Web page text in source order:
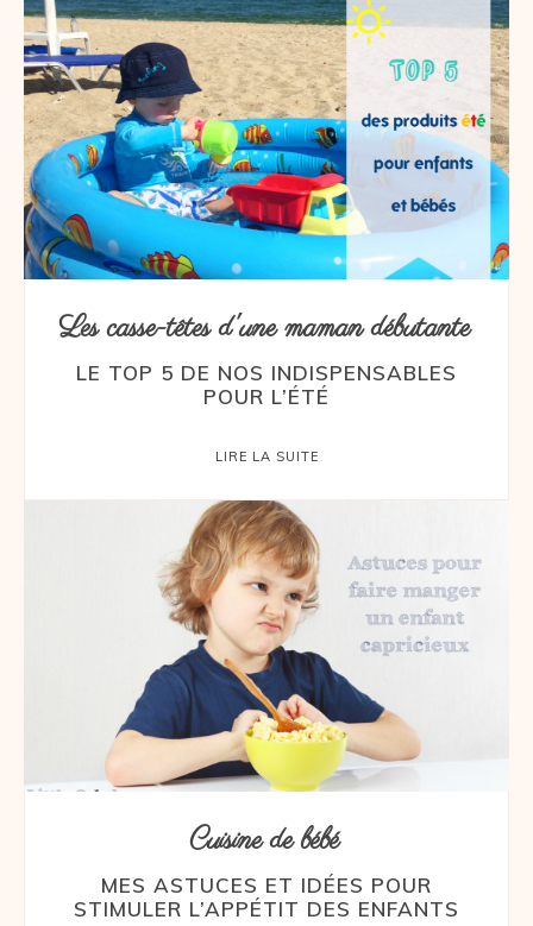
Les casse-têtes d'une maman débutante
LE TOP 5 DE NOS INDISPENSABLES
POUR L’ÉTÉ
LIRE LA SUITE
Cuisine de bébé
MES ASTUCES ET IDÉES POUR
STIMULER L’APPÉTIT DES ENFANTS